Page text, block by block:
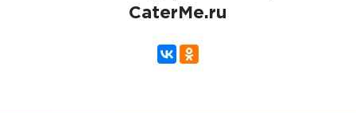
CaterMe.ru